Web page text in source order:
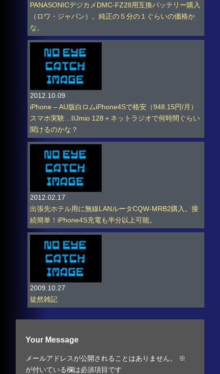
PANASONICデジカメDMC-FZ28用互換バッテリー購入
（ロワ・ジャパン）。純正の５分の１ぐらいの価格か
な。
2012.10.09
iPhone – AU版白ロムiPhone4Sで格安（948.15円/月）
スマホ実験…IIJmio 128＋ネットラジオで何時間ぐらい
聞けるのかな？
2012.02.17
出張先ホテル用に無線LANルータCQW-MRB2購入。接
続簡単！iPhone4S充電も半分以上可能。
2009.10.27
徒然雑記
Your Message
メールアドレスが公開されることはありません。
※
が付いている欄は必須項目です